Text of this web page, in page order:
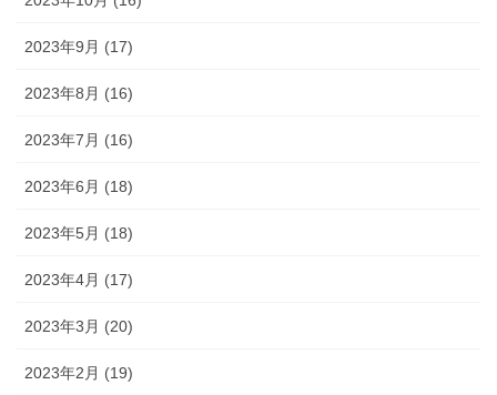
2023年9月 (17)
2023年8月 (16)
2023年7月 (16)
2023年6月 (18)
2023年5月 (18)
2023年4月 (17)
2023年3月 (20)
2023年2月 (19)